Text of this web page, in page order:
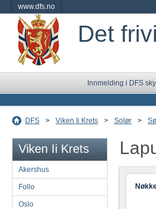
www.dfs.no
Det
Innmelding i DFS
DFS > Viken Ii Krets > Solør >
Viken Ii Krets
Akershus
Follo
Oslo